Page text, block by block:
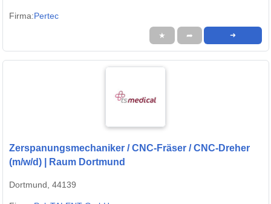
Firma:Pertec
★ ➦ ➜
Zerspanungsmechaniker / CNC-Fräser / CNC-Dreher
(m/w/d) | Raum Dortmund
Dortmund, 44139